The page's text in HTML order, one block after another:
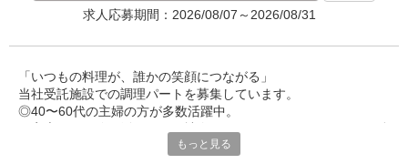
求人応募期間：2026/08/07～2026/08/31
「いつもの料理が、誰かの笑顔につながる」
当社受託施設での調理パートを募集しています。
◎40〜60代の主婦の方が多数活躍中。
もっと見る